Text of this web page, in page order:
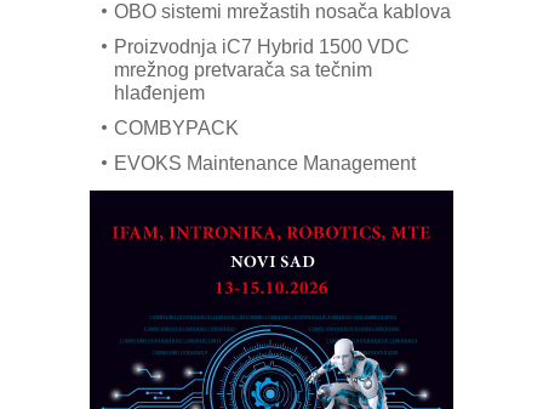
OBO sistemi mrežastih nosača kablova
Proizvodnja iC7 Hybrid 1500 VDC
mrežnog pretvarača sa tečnim
hlađenjem
COMBYPACK
EVOKS Maintenance Management
na viši nivo
Detekcija različitih oblika
MAREX - Lim i mašine za savremena
rešenja
Marcom-plast d.o.o.- vaš pouzdan
partner